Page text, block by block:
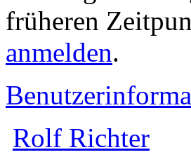
früheren
anmelden.
Rolf Richter